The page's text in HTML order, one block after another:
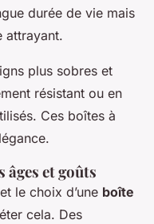
durée de vie mais
attrayant.
plus sobres et
résistant ou en
Ces boîtes à
âges et goûts
le choix d’une boîte
cela. Des